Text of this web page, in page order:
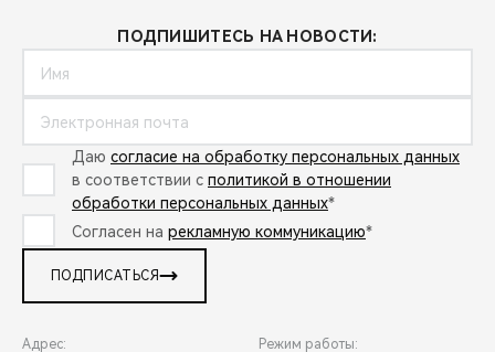
ПОДПИШИТЕСЬ НА НОВОСТИ:
Даю согласие на обработку персональных данных
в соответствии с политикой в отношении
обработки персональных данных*
Согласен на рекламную коммуникацию*
ПОДПИСАТЬСЯ
Адрес: Режим работы: